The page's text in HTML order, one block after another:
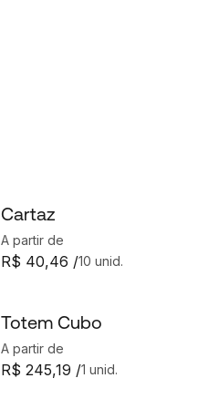
Cartaz
A partir de
10 unid.
R$ 40,46 /
Totem Cubo
A partir de
1 unid.
R$ 245,19 /